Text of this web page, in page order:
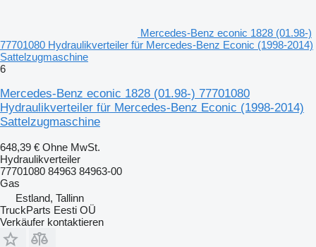
Mercedes-Benz econic 1828 (01.98-)
77701080 Hydraulikverteiler für Mercedes-Benz Econic (1998-2014)
Sattelzugmaschine
6
Mercedes-Benz econic 1828 (01.98-) 77701080
Hydraulikverteiler für Mercedes-Benz Econic (1998-2014)
Sattelzugmaschine
648,39 € Ohne MwSt.
Hydraulikverteiler
77701080 84963 84963-00
Gas
Estland, Tallinn
TruckParts Eesti OÜ
Verkäufer kontaktieren